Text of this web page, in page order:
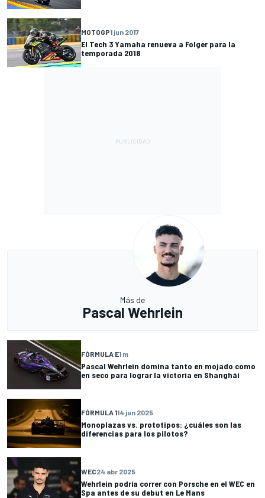
MOTOGP1 jun 2017
El Tech 3 Yamaha renueva a Folger para la
temporada 2018
Más de
Pascal Wehrlein
FÓRMULA E1 m
Pascal Wehrlein domina tanto en mojado como
en seco para lograr la victoria en Shanghái
FÓRMULA 114 jun 2025
Monoplazas vs. prototipos: ¿cuáles son las
diferencias para los pilotos?
WEC24 abr 2025
Wehrlein podría correr con Porsche en el WEC en
Spa antes de su debut en Le Mans